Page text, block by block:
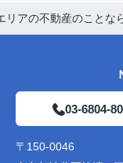
リアの不動産のことな
03-6804-
〒150-0046